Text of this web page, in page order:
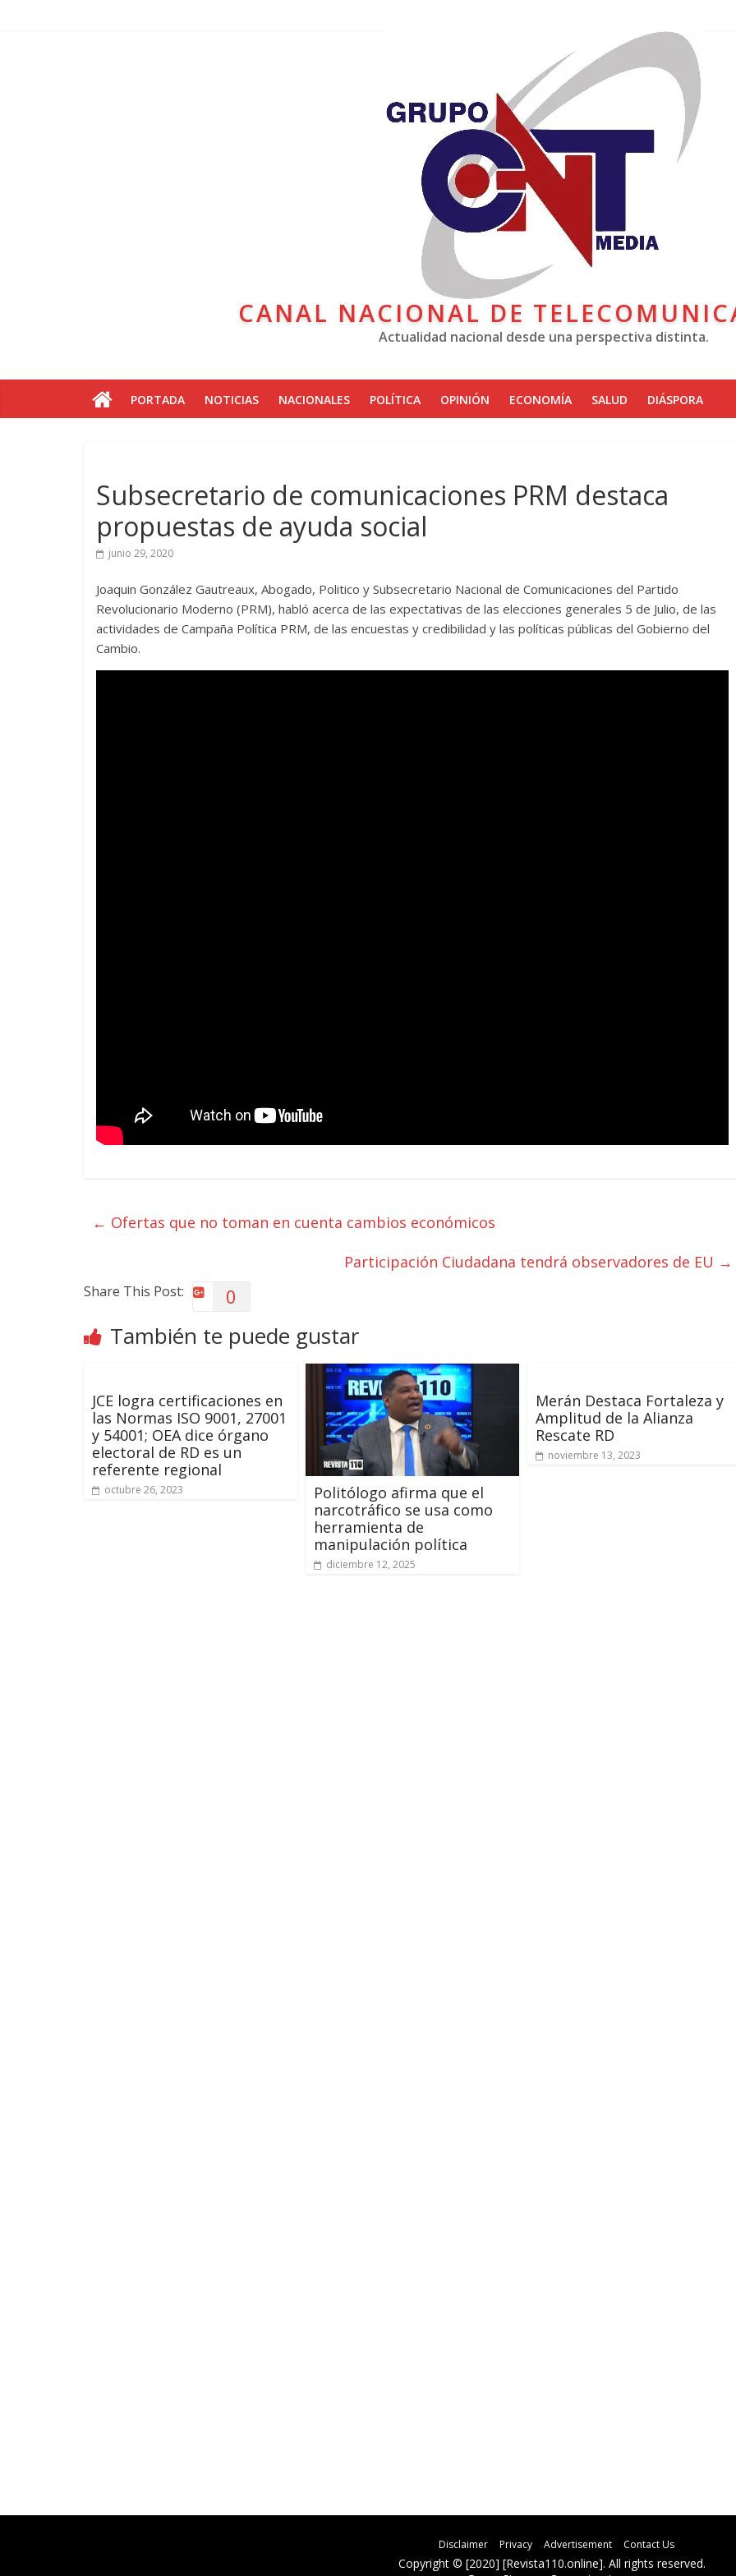
CANAL NACIONAL DE
Actualidad nacional desde una perspectiva distinta.
PORTADA NOTICIAS NACIONALES POLÍTICA OPINIÓN ECONOMÍA SALUD DIÁSPORA
Subsecretario de comunicaciones PRM destaca
propuestas de ayuda social
junio 29, 2020
Joaquin González Gautreaux, Abogado, Politico y Subsecretario Nacional de Comunicaciones del Partido
Revolucionario Moderno (PRM), habló acerca de las expectativas de las elecciones generales 5 de Julio, de las
actividades de Campaña Política PRM, de las encuestas y credibilidad y las políticas públicas del Gobierno del
Cambio.
← Ofertas que no toman en cuenta cambios económicos
Participación Ciudadana tendrá observadores de EU →
Share This Post: 0
También te puede gustar
JCE logra certificaciones en
las Normas ISO 9001, 27001
y 54001; OEA dice órgano
electoral de RD es un
referente regional
octubre 26, 2023
Politólogo afirma que el
narcotráfico se usa como
herramienta de
manipulación política
diciembre 12, 2025
Merán Destaca Fortaleza y
Amplitud de la Alianza
Rescate RD
noviembre 13, 2023
Disclaimer Privacy Advertisement Contact Us
Copyright © [2020] [Revista110.online]. All rights reserved.